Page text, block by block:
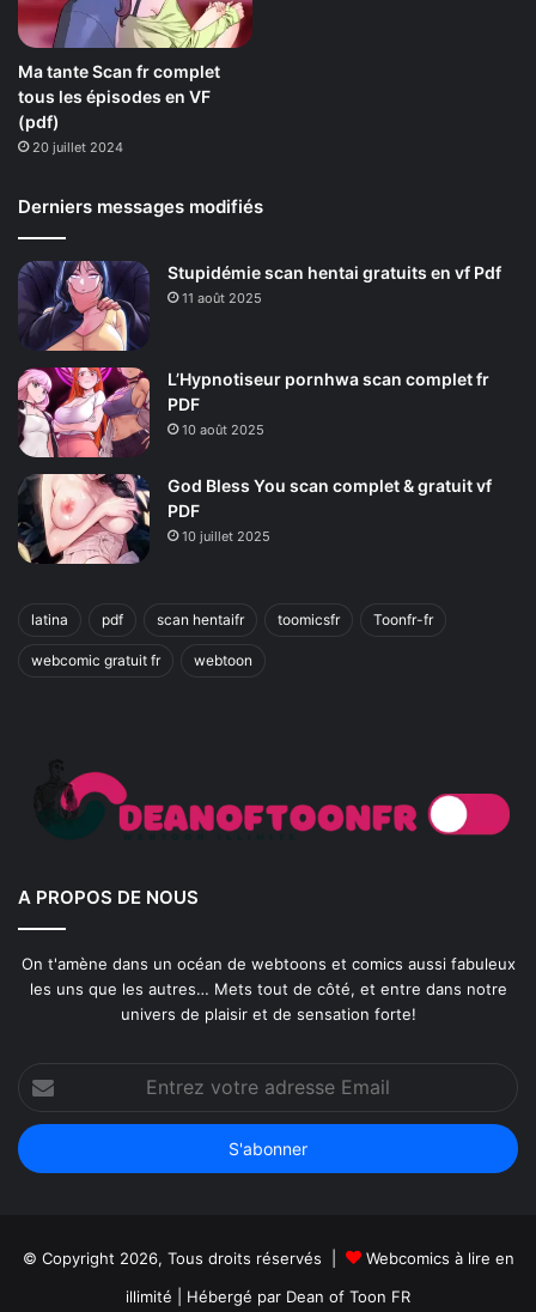
Ma tante Scan fr complet
tous les épisodes en VF
(pdf)
20 juillet 2024
Derniers messages modifiés
Stupidémie scan hentai gratuits en vf Pdf
11 août 2025
L’Hypnotiseur pornhwa scan complet fr
PDF
10 août 2025
God Bless You scan complet & gratuit vf
PDF
10 juillet 2025
latina pdf scan hentaifr toomicsfr Toonfr-fr
webcomic gratuit fr webtoon
A PROPOS DE NOUS
On t'amène dans un océan de webtoons et comics aussi fabuleux
les uns que les autres… Mets tout de côté, et entre dans notre
univers de plaisir et de sensation forte!
votre
adresse
Email
© Copyright 2026, Tous droits réservés |
Webcomics à lire en
illimité | Hébergé par Dean of Toon FR